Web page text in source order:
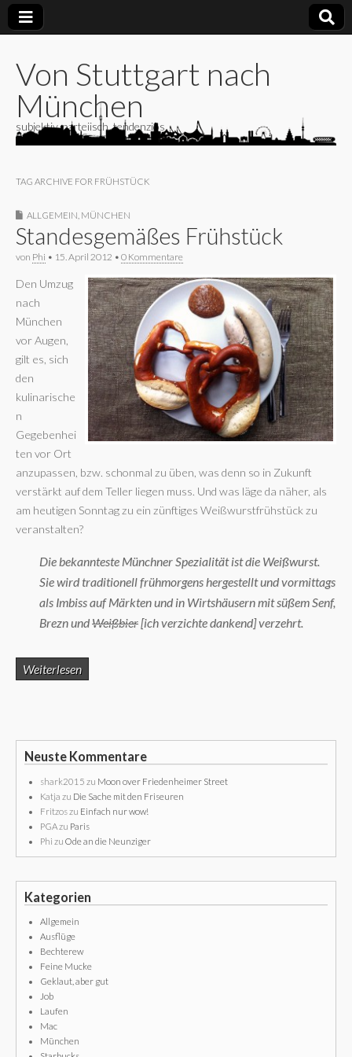
Von Stuttgart nach
München
subjektiv, parteiisch, tendenziös
TAG ARCHIVE FOR FRÜHSTÜCK
ALLGEMEIN MÜNCHEN
Standesgemäßes Frühstück
von Phi • 15. April 2012 • 0 Kommentare
Den Umzug
nach
München
vor Augen,
gilt es, sich
den
kulinarische
n
Gegebenhei
ten vor Ort
anzupassen, bzw. schonmal zu üben, was denn so in Zukunft
verstärkt auf dem Teller liegen muss. Und was läge da näher, als
am heutigen Sonntag zu ein zünftiges Weißwurstfrühstück zu
veranstalten?
Die bekannteste Münchner Spezialität ist die Weißwurst.
Sie wird traditionell frühmorgens hergestellt und vormittags
als Imbiss auf Märkten und in Wirtshäusern mit süßem Senf,
Brezn undWeißbier [ich verzichte dankend] verzehrt.
Weiterlesen
Neuste Kommentare
shark2015 zu Moon over Friedenheimer Street
Katja zu Die Sache mit den Friseuren
Fritzoszu Einfach nur wow!
PGAzu Paris
Phi zu Ode an die Neunziger
Kategorien
Allgemein
Ausflüge
Bechterew
Feine Mucke
Geklaut, aber gut
Job
Laufen
Mac
München